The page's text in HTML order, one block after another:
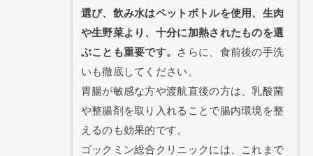
選び、飲み水はペットボトルを使用、生肉
や生野菜より、十分に加熱されたものを選
ぶことも重要です。
さらに、食前後の手洗
いも徹底してください。
胃腸が敏感な方や渡航直後の方は、乳酸菌
や整腸剤を取り入れることで腸内環境を整
えるのも効果的です。
ゴックミン総合クリニックには、これまで